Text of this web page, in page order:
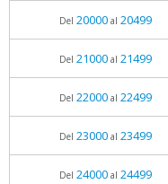
Del 20000al 20499
Del 21000al 21499
Del 22000al 22499
Del 23000al 23499
Del 24000al 24499